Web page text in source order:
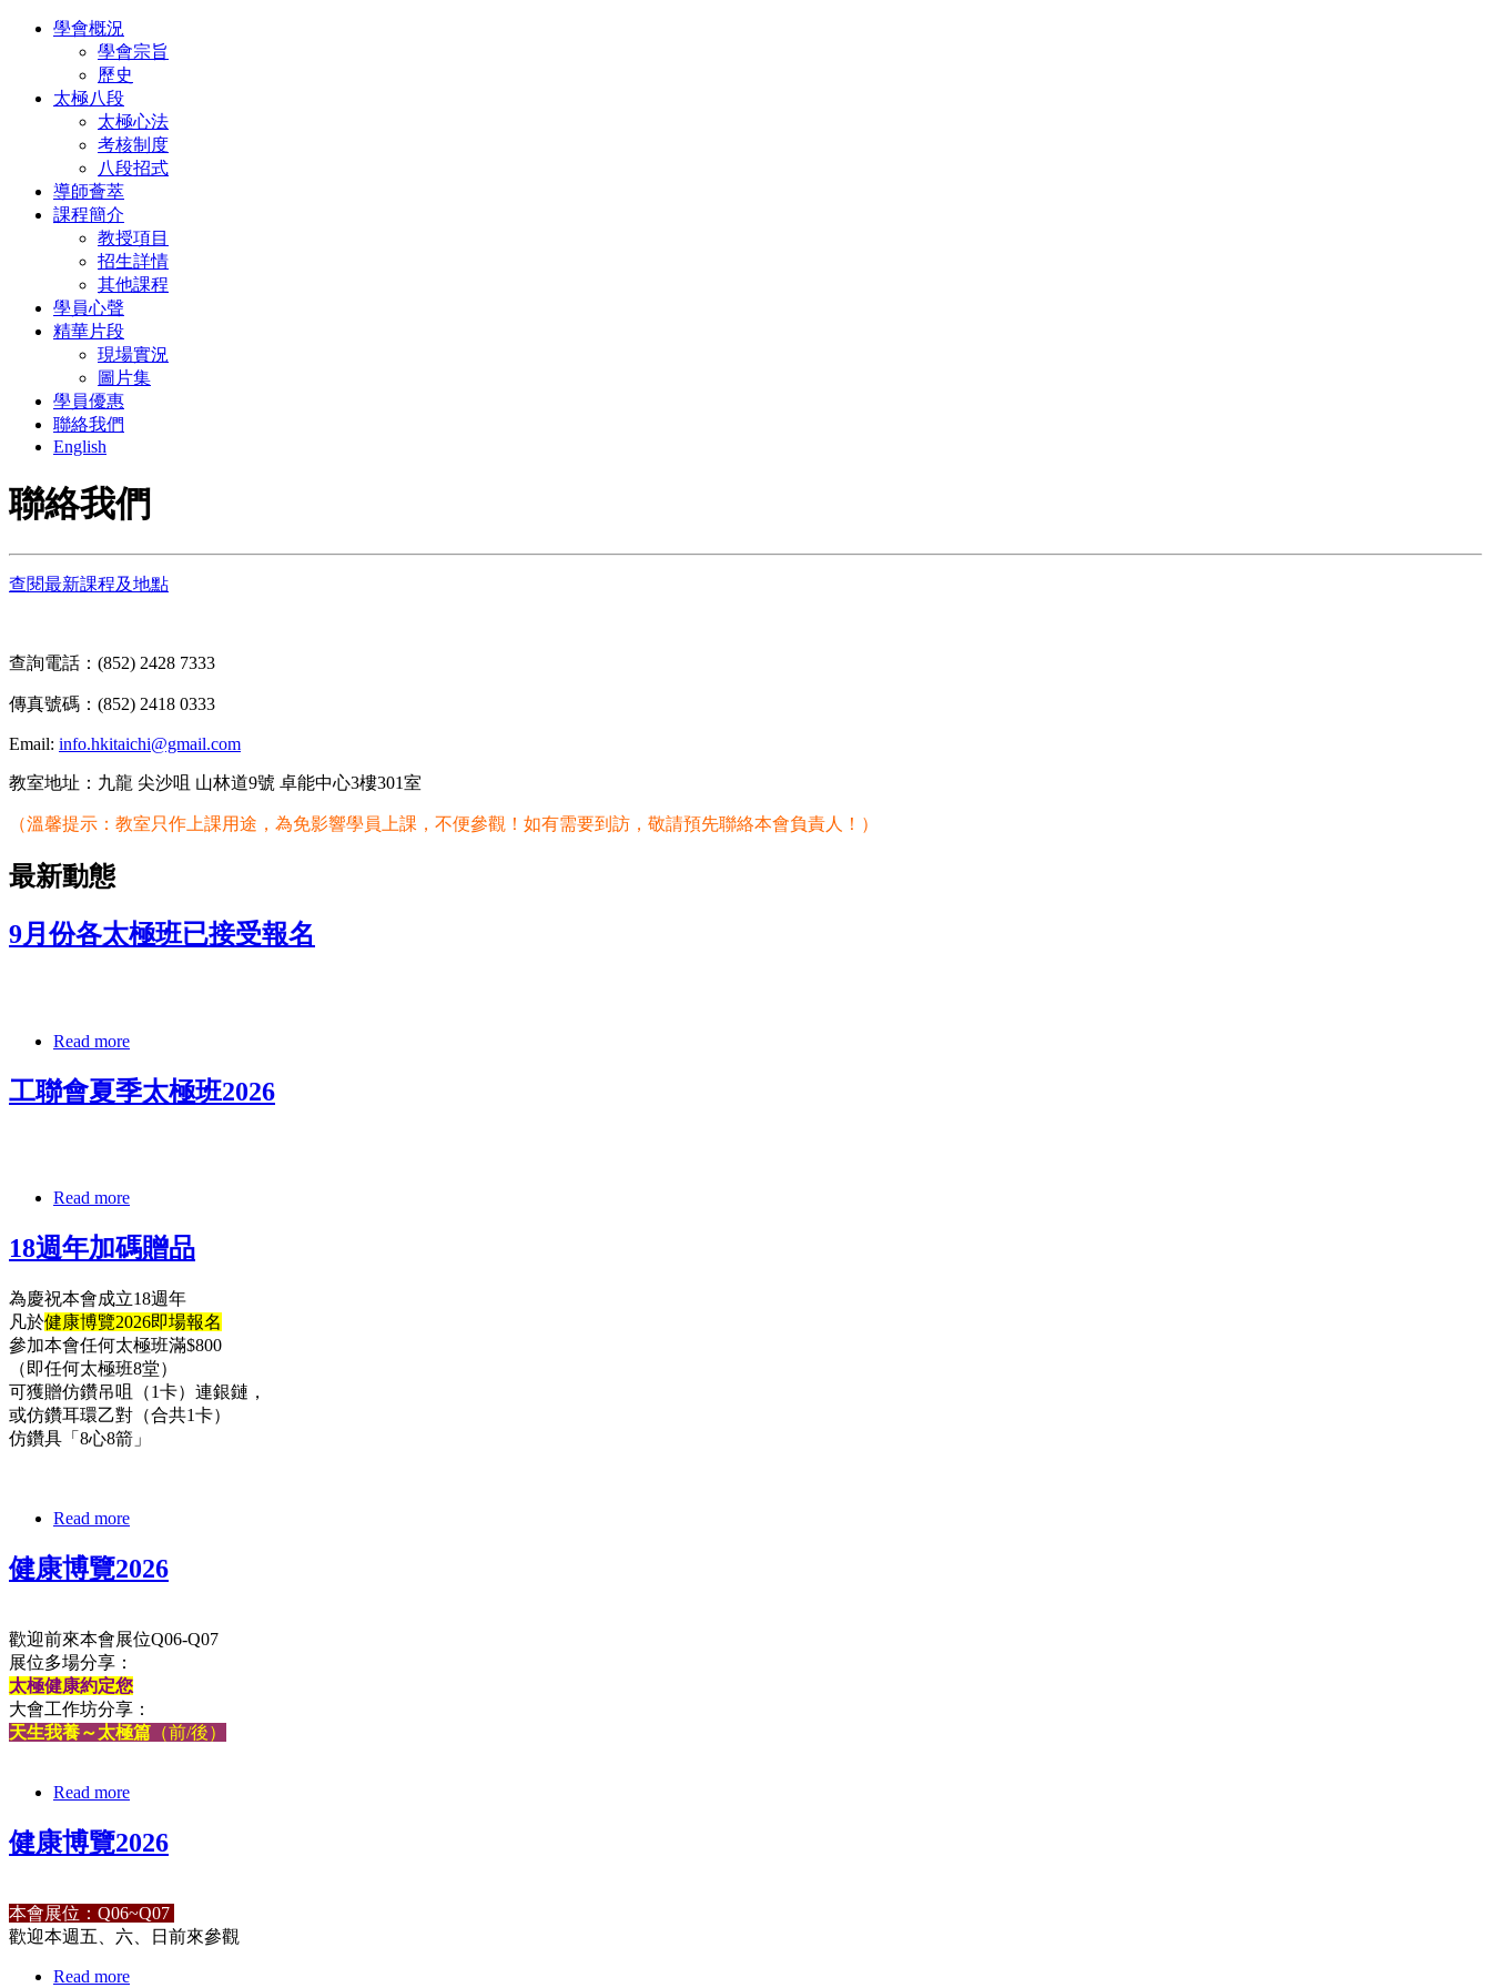
學會概況
學會宗旨
歷史
太極八段
太極心法
考核制度
八段招式
導師薈萃
課程簡介
教授項目
招生詳情
其他課程
學員心聲
精華片段
現場實況
圖片集
學員優惠
聯絡我們
English
聯絡我們
查閱最新課程及地點
查詢電話：(852) 2428 7333
傳真號碼：(852) 2418 0333
Email: info.hkitaichi@gmail.com
教室地址：九龍 尖沙咀 山林道9號 卓能中心3樓301室
（溫馨提示：教室只作上課用途，為免影響學員上課，不便參觀！如有需要到訪，敬請預先聯絡本會負責人！）
最新動態
9月份各太極班已接受報名
Read more
工聯會夏季太極班2026
Read more
18週年加碼贈品
為慶祝本會成立18週年
凡於健康博覽2026即場報名
參加本會任何太極班滿$800
（即任何太極班8堂）
可獲贈仿鑽吊咀（1卡）連銀鏈，
或仿鑽耳環乙對（合共1卡）
仿鑽具「8心8箭」
Read more
健康博覽2026
歡迎前來本會展位Q06-Q07
展位多場分享：
太極健康約定您
大會工作坊分享：
天生我養～太極篇 （前/後）
Read more
健康博覽2026
本會展位：Q06~Q07
歡迎本週五、六、日前來參觀
Read more